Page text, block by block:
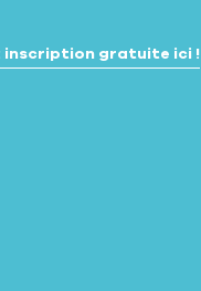
inscription gratuite ici !